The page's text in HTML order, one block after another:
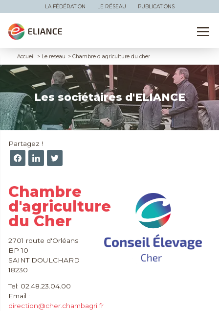
LA FÉDÉRATION LE RÉSEAU PUBLICATIONS
Accueil > Le reseau > Chambre d agriculture du cher
Les sociétaires d'ELIANCE
Partagez !
Chambre
d'agriculture
du Cher
2701 route d'Orléans
BP 10
SAINT DOULCHARD
18230
Tel: 02.48.23.04.00
Email :
direction@cher.chambagri.fr